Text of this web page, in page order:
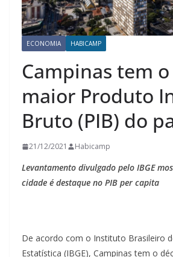
ECONOMIA HABICAMP
Campinas tem
maior Produto
Bruto (PIB) do
21/12/2021 Habicamp
Levantamento divulgado pelo IBGE
cidade é destaque no PIB per capita
De acordo com o Instituto Brasileiro
Estatística (IBGE), Campinas tem o